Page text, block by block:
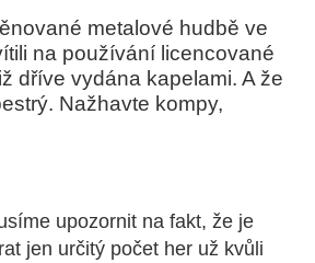
metalové hudbě ve
na používání licencované
dříve vydána kapelami. A že
Nažhavte kompy,
upozornit na fakt, že je
jen určitý počet her už kvůli